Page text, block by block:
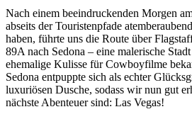
Nach einem beeindruckenden Morgen
abseits der Touristenpfade
haben, führte uns die Route über
89A nach Sedona – eine malerische
ehemalige Kulisse für Cowboyfilme
Sedona entpuppte sich als echter
luxuriösen Dusche, sodass wir nun gut
nächste Abenteuer sind: Las Vegas!